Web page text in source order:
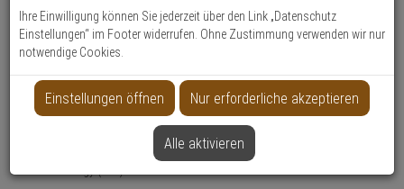
Suche
per Zahlencode, per Transponder, per Bluetooth Low
Ihre Einwilligung können Sie jederzeit über den Link „Datenschutz
Einstellungen“ im Footer widerrufen. Ohne Zustimmung verwenden wir nur
notwendige Cookies.
Einstellungen öffnen Nur erforderliche akzeptieren
Alle aktivieren